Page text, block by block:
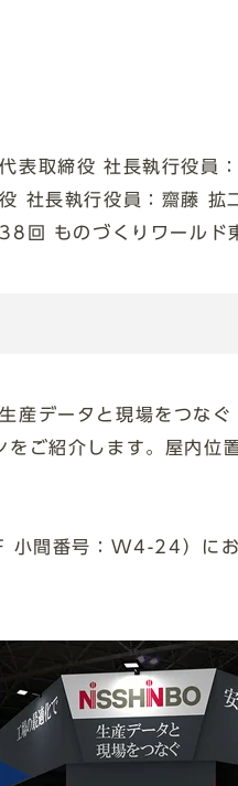
表取締役 社⻑執⾏役
社長執行役員：齋藤
回 ものづくりワールド
産データと現場をつな
ご紹介します。屋内位
小間番号：W4-24）に